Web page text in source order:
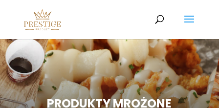
PRODUKTY MROŻONE